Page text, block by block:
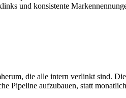
und konsistente
die alle intern verlinkt sind.
Pipeline aufzubauen, statt